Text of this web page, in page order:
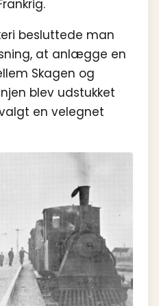
besluttede man
at anlægge en
Skagen og
blev udstukket
en velegnet